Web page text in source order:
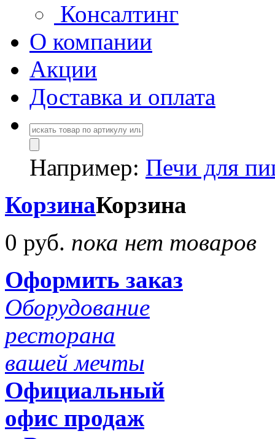
Консалтинг
О компании
Акции
Доставка и оплата
Например: Печи для
КорзинаКорзина
0 руб. пока нет товаров
Оформить заказ
Оборудование
ресторана
вашей мечты
Официальный
офис продаж